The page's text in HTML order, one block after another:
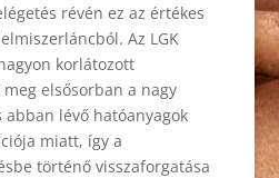
révén ez az értékes
Az LGK
korlátozott
elsősorban a nagy
lévő hatóanyagok
miatt, így a
történő visszaforgatása